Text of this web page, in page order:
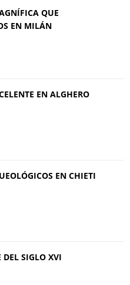
QUE
EN MILÁN
EN ALGHERO
EN CHIETI
DEL SIGLO XVI